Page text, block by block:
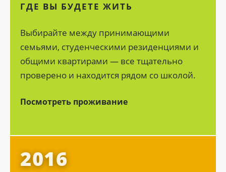
ГДЕ ВЫ БУДЕТЕ ЖИТЬ
Выбирайте между принимающими
семьями, студенческими резиденциями и
общими квартирами — все тщательно
проверено и находится рядом со школой.
Посмотреть проживание
себя ULearn